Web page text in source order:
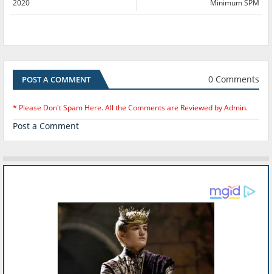
Minimum SPM
2020
POST A COMMENT 0 Comments
* Please Don't Spam Here. All the Comments are Reviewed by Admin.
Post a Comment